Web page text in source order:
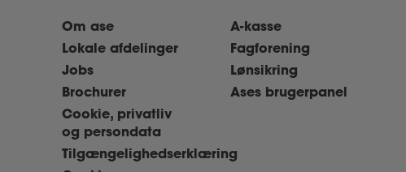
Om ase
Lokale afdelinger
Jobs
Brochurer
Cookie, privatliv
og persondata
Tilgængelighedserklæring
A-kasse
Fagforening
Lønsikring
Ases brugerpanel